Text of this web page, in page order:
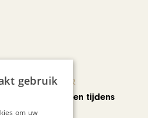
KUNST & CULTUUR
Wereldse beelden tijdens
Cultura Nova
gebruik
om uw